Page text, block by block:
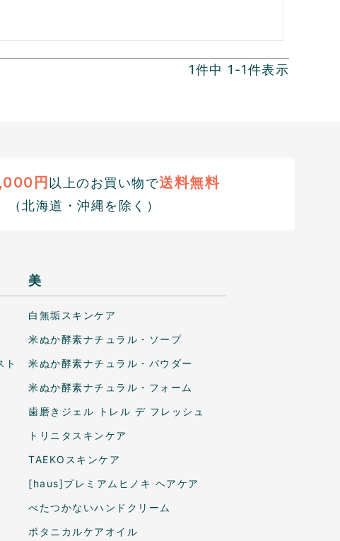
1件中 1 -1件表示
円 以上のお買い物で送料無料
（北海道・沖縄を除く）
ト
美
白無垢スキンケア
米ぬか酵素ナチュラル・ソープ
米ぬか酵素ナチュラル・パウダー
米ぬか酵素ナチュラル・フォーム
歯磨きジェル トレル デ フレッシュ
トリニタスキンケア
TAEKOスキンケア
[haus]プレミアムヒノキ ヘアケア
べたつかないハンドクリーム
ボタニカルケアオイル